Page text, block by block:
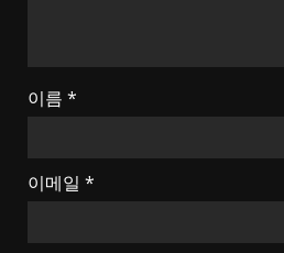
이름 *
이메일 *